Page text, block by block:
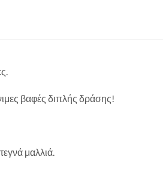
βαφές διπλής δράσης!
μαλλιά.